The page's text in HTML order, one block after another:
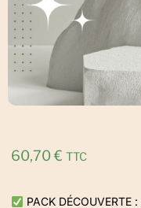
60,70€ TTC
PACK DÉCOUVERTE :